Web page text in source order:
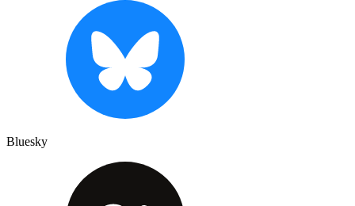
Bluesky